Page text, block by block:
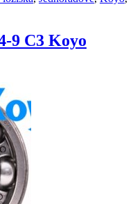
9 C3 Koyo